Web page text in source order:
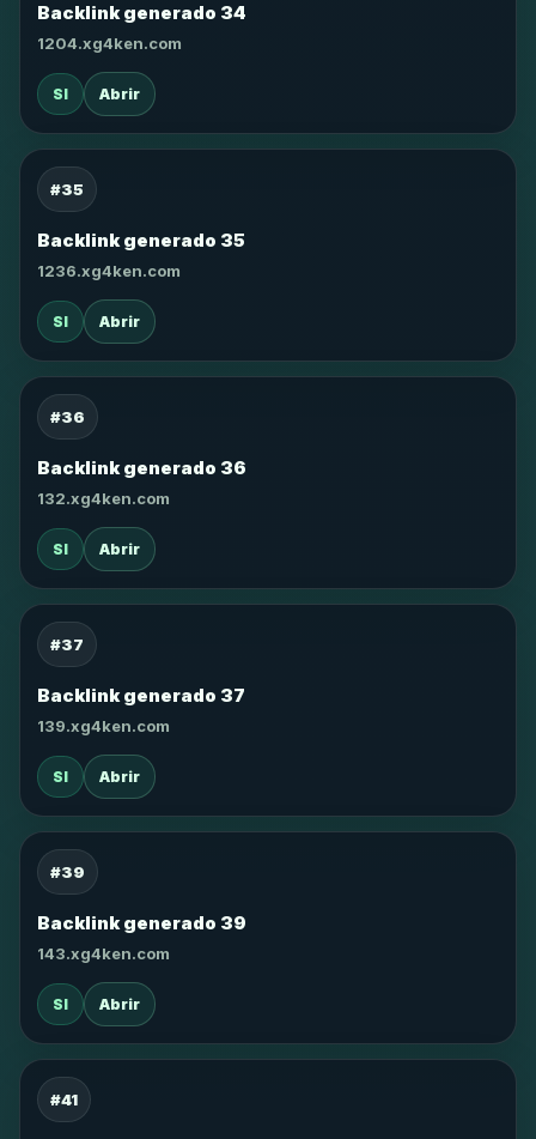
Backlink generado 34
1204.xg4ken.com
SI Abrir
#35
Backlink generado 35
1236.xg4ken.com
SI Abrir
#36
Backlink generado 36
132.xg4ken.com
SI Abrir
#37
Backlink generado 37
139.xg4ken.com
SI Abrir
#39
Backlink generado 39
143.xg4ken.com
SI Abrir
#41